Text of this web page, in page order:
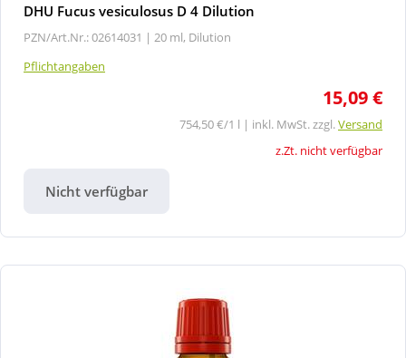
DHU Fucus vesiculosus D 4 Dilution
PZN/Art.Nr.: 02614031 | 20 ml, Dilution
Pflichtangaben
15,09 €
754,50 €/1 l | inkl. MwSt. zzgl.Versand
z.Zt. nicht verfügbar
Nicht verfügbar